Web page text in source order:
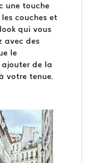
une touche
couches et
qui vous
avec des
le
ajouter de la
votre tenue.